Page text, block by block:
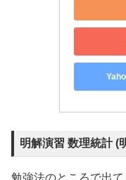
明解演習 数理統計
勉強法のところで出